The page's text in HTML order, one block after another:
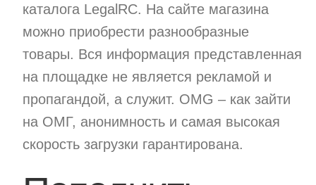
каталога LegalRC. На сайте магазина
можно приобрести разнообразные
товары. Вся информация представленная
на площадке не является рекламой и
пропагандой, а служит. OMG – как зайти
на ОМГ, анонимность и самая высокая
скорость загрузки гарантирована.